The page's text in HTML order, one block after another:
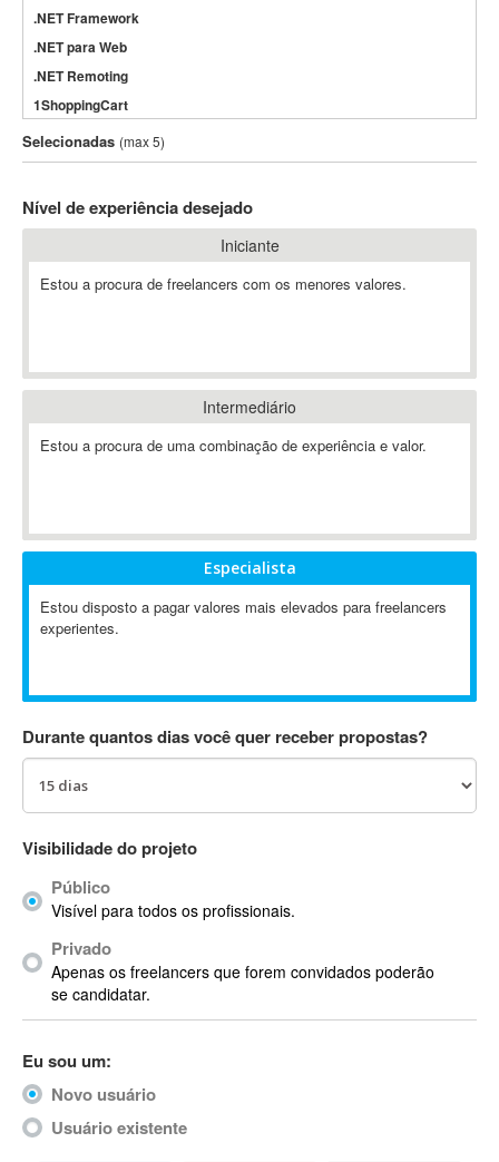
.NET Framework
.NET para Web
.NET Remoting
1ShoppingCart
3DS Max
3GSM
802.11
A-GPS
ABAP
Abaqus
ABBYY FineReader
Ableton
Ableton Push
Abstract
AC3
ACID Pro
ACPI
Acrobat
Acrobat X
Acronis
ACT
Actimize
ActionScript
ActionScript 3
Selecionadas (max 5)
Nível de experiência desejado
Iniciante
Estou a procura de freelancers com os menores valores.
Intermediário
Estou a procura de uma combinação de experiência e valor.
Especialista
Estou disposto a pagar valores mais elevados para freelancers
experientes.
Durante quantos dias você quer receber propostas?
Visibilidade do projeto
Público
Visível para todos os profissionais.
Privado
Apenas os freelancers que forem convidados poderão
se candidatar.
Eu sou um:
Novo usuário
Usuário existente